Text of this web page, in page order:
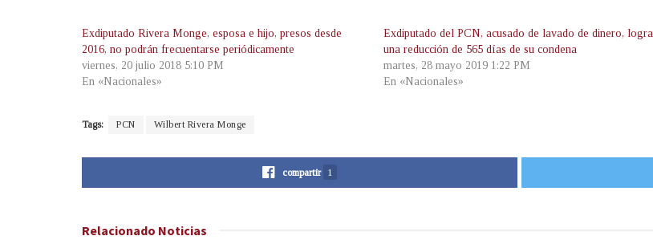
Exdiputado Rivera Monge, esposa e hijo, presos desde
2016, no podrán frecuentarse periódicamente
viernes, 20 julio 2018 5:10 PM
En «Nacionales»
Exdiputado del PCN, acusado de lavado de dinero, logra
una reducción de 565 días de su condena
martes, 28 mayo 2019 1:22 PM
En «Nacionales»
Tags: PCN Wilbert Rivera Monge
compartir 1
Relacionado Noticias